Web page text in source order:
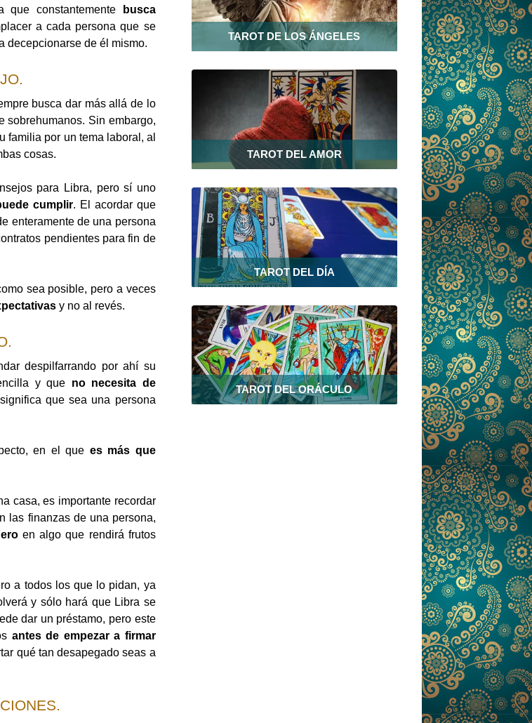
constantemente
busca
a cada persona que se
decepcionarse de él mismo.
busca dar más allá de lo
sobrehumanos. Sin embargo,
familia por un tema laboral, al
cosas.
para Libra, pero sí uno
cumplir. El acordar que
enteramente de una persona
pendientes para fin de
sea posible, pero a veces
y no al revés.
despilfarrando por ahí su
y que no necesita de
que sea una persona
en el que es más que
casa, es importante recordar
las finanzas de una persona,
en algo que rendirá frutos
a todos los que lo pidan, ya
y sólo hará que Libra se
dar un préstamo, pero este
antes de empezar a firmar
qué tan desapegado seas a
TAROT DE LOS ÁNGELES
TAROT DEL AMOR
TAROT DEL DÍA
TAROT DEL ORÁCULO